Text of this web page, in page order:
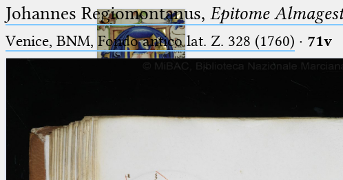
Ptolemaeus
Arabus et Latinus
Johannes Regiomontanus, Epitome
Venice, BNM, Fondo antico lat. Z. 328 (1760) · 71v